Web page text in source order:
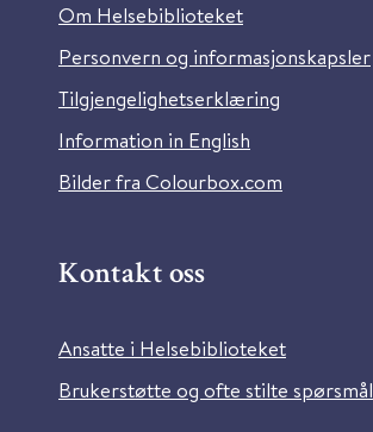
Om Helsebiblioteket
Personvern og informasjonskapsler
Tilgjengelighetserklæring
Information in English
Bilder fra Colourbox.com
Kontakt oss
Ansatte i Helsebiblioteket
Brukerstøtte og ofte stilte spørsmål